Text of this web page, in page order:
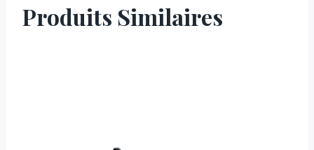
Produits Similaires